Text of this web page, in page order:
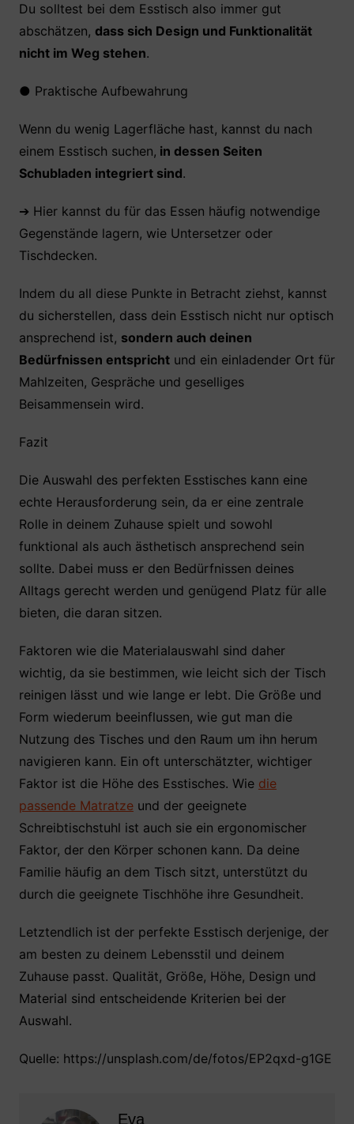
Du solltest bei dem Esstisch also immer gut
abschätzen, dass sich Design und Funktionalität
nicht im Weg stehen.
● Praktische Aufbewahrung
Wenn du wenig Lagerfläche hast, kannst du nach
einem Esstisch suchen, in dessen Seiten
Schubladen integriert sind.
➔ Hier kannst du für das Essen häufig notwendige
Gegenstände lagern, wie Untersetzer oder
Tischdecken.
Indem du all diese Punkte in Betracht ziehst, kannst
du sicherstellen, dass dein Esstisch nicht nur optisch
ansprechend ist, sondern auch deinen
Bedürfnissen entsprichtund ein einladender Ort für
Mahlzeiten, Gespräche und geselliges
Beisammensein wird.
Fazit
Die Auswahl des perfekten Esstisches kann eine
echte Herausforderung sein, da er eine zentrale
Rolle in deinem Zuhause spielt und sowohl
funktional als auch ästhetisch ansprechend sein
sollte. Dabei muss er den Bedürfnissen deines
Alltags gerecht werden und genügend Platz für alle
bieten, die daran sitzen.
Faktoren wie die Materialauswahl sind daher
wichtig, da sie bestimmen, wie leicht sich der Tisch
reinigen lässt und wie lange er lebt. Die Größe und
Form wiederum beeinflussen, wie gut man die
Nutzung des Tisches und den Raum um ihn herum
navigieren kann. Ein oft unterschätzter, wichtiger
Faktor ist die Höhe des Esstisches. Wie die
passende Matratzeund der geeignete
Schreibtischstuhl ist auch sie ein ergonomischer
Faktor, der den Körper schonen kann. Da deine
Familie häufig an dem Tisch sitzt, unterstützt du
durch die geeignete Tischhöhe ihre Gesundheit.
Letztendlich ist der perfekte Esstisch derjenige, der
am besten zu deinem Lebensstil und deinem
Zuhause passt. Qualität, Größe, Höhe, Design und
Material sind entscheidende Kriterien bei der
Auswahl.
Quelle: https://unsplash.com/de/fotos/EP2qxd-g1GE
Eva